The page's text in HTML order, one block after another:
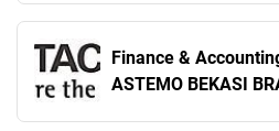
Finance &
ASTEMO BEKASI